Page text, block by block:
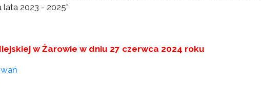
2023 - 2025"
w Żarowie w dniu 27 czerwca 2024 roku